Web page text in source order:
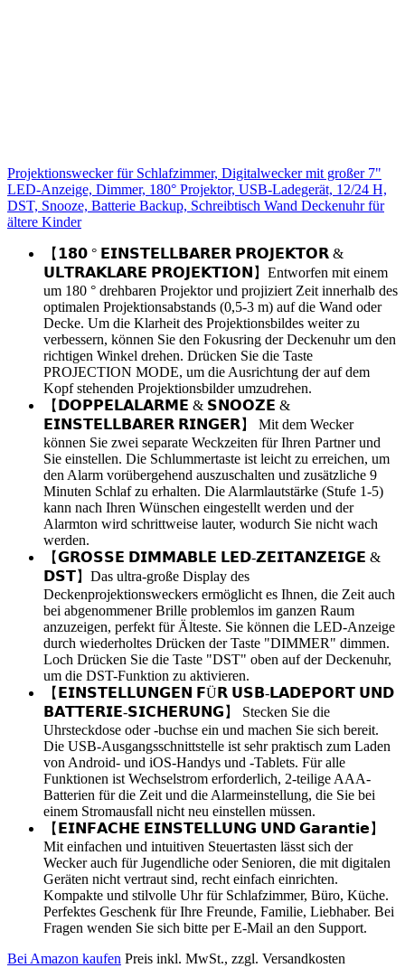
Projektionswecker für Schlafzimmer, Digitalwecker mit großer 7"
LED-Anzeige, Dimmer, 180° Projektor, USB-Ladegerät, 12/24 H,
DST, Snooze, Batterie Backup, Schreibtisch Wand Deckenuhr für
ältere Kinder
【𝟭𝟴𝟬 ° 𝗘𝗜𝗡𝗦𝗧𝗘𝗟𝗟𝗕𝗔𝗥𝗘𝗥 𝗣𝗥𝗢𝗝𝗘𝗞𝗧𝗢𝗥 &
𝗨𝗟𝗧𝗥𝗔𝗞𝗟𝗔𝗥𝗘 𝗣𝗥𝗢𝗝𝗘𝗞𝗧𝗜𝗢𝗡】Entworfen mit einem
um 180 ° drehbaren Projektor und projiziert Zeit innerhalb des
optimalen Projektionsabstands (0,5-3 m) auf die Wand oder
Decke. Um die Klarheit des Projektionsbildes weiter zu
verbessern, können Sie den Fokusring der Deckenuhr um den
richtigen Winkel drehen. Drücken Sie die Taste
PROJECTION MODE, um die Ausrichtung der auf dem
Kopf stehenden Projektionsbilder umzudrehen.
【𝗗𝗢𝗣𝗣𝗘𝗟𝗔𝗟𝗔𝗥𝗠𝗘 & 𝗦𝗡𝗢𝗢𝗭𝗘 &
𝗘𝗜𝗡𝗦𝗧𝗘𝗟𝗟𝗕𝗔𝗥𝗘𝗥 𝗥𝗜𝗡𝗚𝗘𝗥】 Mit dem Wecker
können Sie zwei separate Weckzeiten für Ihren Partner und
Sie einstellen. Die Schlummertaste ist leicht zu erreichen, um
den Alarm vorübergehend auszuschalten und zusätzliche 9
Minuten Schlaf zu erhalten. Die Alarmlautstärke (Stufe 1-5)
kann nach Ihren Wünschen eingestellt werden und der
Alarmton wird schrittweise lauter, wodurch Sie nicht wach
werden.
【𝗚𝗥𝗢𝗦𝗦𝗘 𝗗𝗜𝗠𝗠𝗔𝗕𝗟𝗘 𝗟𝗘𝗗-𝗭𝗘𝗜𝗧𝗔𝗡𝗭𝗘𝗜𝗚𝗘 &
𝗗𝗦𝗧】Das ultra-große Display des
Deckenprojektionsweckers ermöglicht es Ihnen, die Zeit auch
bei abgenommener Brille problemlos im ganzen Raum
anzuzeigen, perfekt für Älteste. Sie können die LED-Anzeige
durch wiederholtes Drücken der Taste "DIMMER" dimmen.
Loch Drücken Sie die Taste "DST" oben auf der Deckenuhr,
um die DST-Funktion zu aktivieren.
【𝗘𝗜𝗡𝗦𝗧𝗘𝗟𝗟𝗨𝗡𝗚𝗘𝗡 𝗙Ü𝗥 𝗨𝗦𝗕-𝗟𝗔𝗗𝗘𝗣𝗢𝗥𝗧 𝗨𝗡𝗗
𝗕𝗔𝗧𝗧𝗘𝗥𝗜𝗘-𝗦𝗜𝗖𝗛𝗘𝗥𝗨𝗡𝗚】 Stecken Sie die
Uhrsteckdose oder -buchse ein und machen Sie sich bereit.
Die USB-Ausgangsschnittstelle ist sehr praktisch zum Laden
von Android- und iOS-Handys und -Tablets. Für alle
Funktionen ist Wechselstrom erforderlich, 2-teilige AAA-
Batterien für die Zeit und die Alarmeinstellung, die Sie bei
einem Stromausfall nicht neu einstellen müssen.
【𝗘𝗜𝗡𝗙𝗔𝗖𝗛𝗘 𝗘𝗜𝗡𝗦𝗧𝗘𝗟𝗟𝗨𝗡𝗚 𝗨𝗡𝗗 𝗚𝗮𝗿𝗮𝗻𝘁𝗶𝗲】
Mit einfachen und intuitiven Steuertasten lässt sich der
Wecker auch für Jugendliche oder Senioren, die mit digitalen
Geräten nicht vertraut sind, recht einfach einrichten.
Kompakte und stilvolle Uhr für Schlafzimmer, Büro, Küche.
Perfektes Geschenk für Ihre Freunde, Familie, Liebhaber. Bei
Fragen wenden Sie sich bitte per E-Mail an den Support.
Bei Amazon kaufen Preis inkl. MwSt., zzgl. Versandkosten